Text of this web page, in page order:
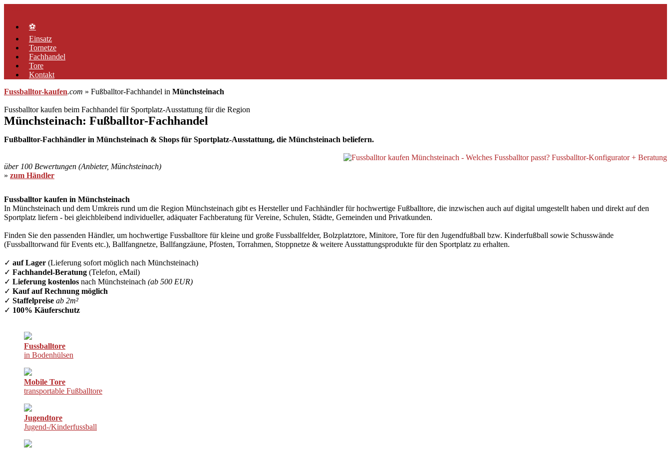
springen⚽
Einsatz
Tornetze
Fachhandel
Tore
Kontakt
Fussballtor-kaufen.com » Fußballtor-Fachhandel in Münchsteinach
Fussballtor kaufen beim Fachhandel für Sportplatz-Ausstattung für die Region
Münchsteinach: Fußballtor-Fachhandel
Fußballtor-Fachhändler in Münchsteinach & Shops für Sportplatz-Ausstattung, die Münchsteinach beliefern.
über 100 Bewertungen (Anbieter, Münchsteinach)
» zum Händler
Fussballtor kaufen in Münchsteinach
In Münchsteinach und dem Umkreis rund um die Region Münchsteinach gibt es Hersteller und Fachhändler für hochwertige Fußballtore, die inzwischen auch auf digital umgestellt haben und direkt auf den
Sportplatz liefern - bei gleichbleibend individueller, adäquater Fachberatung für Vereine, Schulen, Städte, Gemeinden und Privatkunden.
Finden Sie den passenden Händler, um hochwertige Fussballtore für kleine und große Fussballfelder, Bolzplatztore, Minitore, Tore für den Jugendfußball bzw. Kinderfußball sowie Schusswände
(Fussballtorwand für Events etc.), Ballfangnetze, Ballfangzäune, Pfosten, Torrahmen, Stoppnetze & weitere Ausstattungsprodukte für den Sportplatz zu erhalten.
✓ auf Lager (Lieferung sofort möglich nach Münchsteinach)
✓ Fachhandel-Beratung (Telefon, eMail)
✓ Lieferung kostenlos nach Münchsteinach (ab 500 EUR)
✓ Kauf auf Rechnung möglich
✓ Staffelpreise ab 2m²
✓ 100% Käuferschutz
Fussballtore
in Bodenhülsen
Mobile Tore
transportable Fußballtore
Jugendtore
Jugend-/Kinderfussball